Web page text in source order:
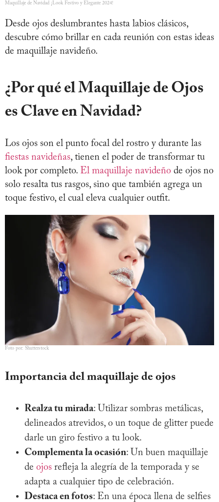
Maquillaje de Navidad ¡Look Festivo y Elegante 2024!
Desde ojos deslumbrantes hasta labios clásicos,
descubre cómo brillar en cada reunión con estas ideas
de maquillaje navideño.
¿Por qué el Maquillaje de Ojos
es Clave en Navidad?
Los ojos son el punto focal del rostro y durante las
fiestas navideñas, tienen el poder de transformar tu
look por completo. El maquillaje navideño de ojos no
solo resalta tus rasgos, sino que también agrega un
toque festivo, el cual eleva cualquier outfit.
Foto por: Shutterstock
Importancia del maquillaje de ojos
Realza tu mirada: Utilizar sombras metálicas,
delineados atrevidos, o un toque de glitter puede
darle un giro festivo a tu look.
Complementa la ocasión: Un buen maquillaje
de ojos refleja la alegría de la temporada y se
adapta a cualquier tipo de celebración.
Destaca en fotos: En una época llena de selfies